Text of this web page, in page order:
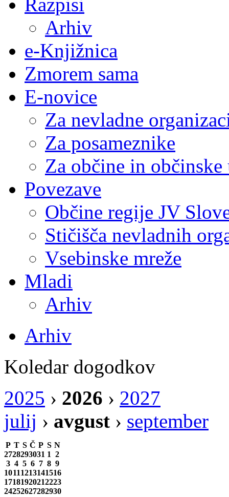
Arhiv
e-Knjižnica
Zmorem sama
E-novice
Za nevladne
Za posameznike
Za občine in občinske
Povezave
Občine regije JV
Stičišča nevladnih
Vsebinske mreže
Mladi
Arhiv
Arhiv
Koledar dogodkov
2025 › 2026 › 2027
julij › avgust › september
P T S Č P S N
2728293031 1 2
3 4 5 6 7 8 9
10111213141516
17181920212223
24252627282930